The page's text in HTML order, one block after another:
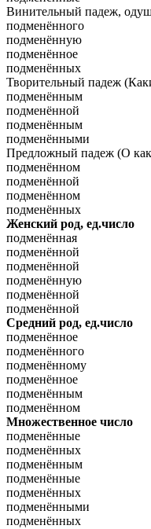
Винительный падеж,
подменённого
подменённую
подменённое
подменённых
Творительный падеж
подменённым
подменённой
подменённым
подменёнными
Предложный падеж (О
подменённом
подменённой
подменённом
подменённых
Женский род, ед.число
подменённая
подменённой
подменённой
подменённую
подменённой
подменённой
Средний род, ед.число
подменённое
подменённого
подменённому
подменённое
подменённым
подменённом
Множественное число
подменённые
подменённых
подменённым
подменённые
подменённых
подменёнными
подменённых